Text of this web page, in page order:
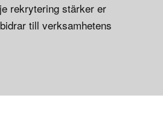
rekrytering stärker er
till verksamhetens